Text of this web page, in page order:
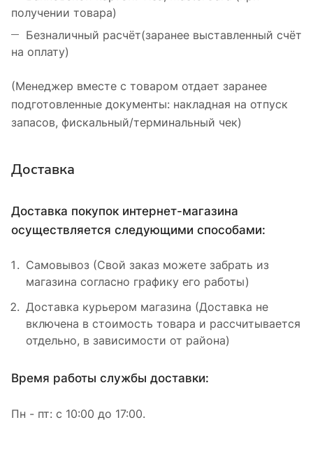
получении товара)
Безналичный расчёт(заранее выставленный счёт
на оплату)
(Менеджер вместе с товаром отдает заранее
подготовленные документы: накладная на отпуск
запасов, фискальный/терминальный чек)
Доставка
Доставка покупок интернет-магазина
осуществляется следующими способами:
Самовывоз (Свой заказ можете забрать из
магазина согласно графику его работы)
Доставка курьером магазина (Доставка не
включена в стоимость товара и рассчитывается
отдельно, в зависимости от района)
Время работы службы доставки:
Пн - пт: с 10:00 до 17:00.